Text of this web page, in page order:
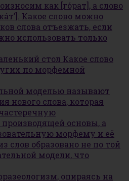
как [го́рат], а слово
Какое слово можно
слова отъезжать, если
использовать только
стол Какое слово
по морфемной
моделью называют
нового слова, которая
основы, а
морфему и её
слов образовано не по той
модели, что
опираясь на